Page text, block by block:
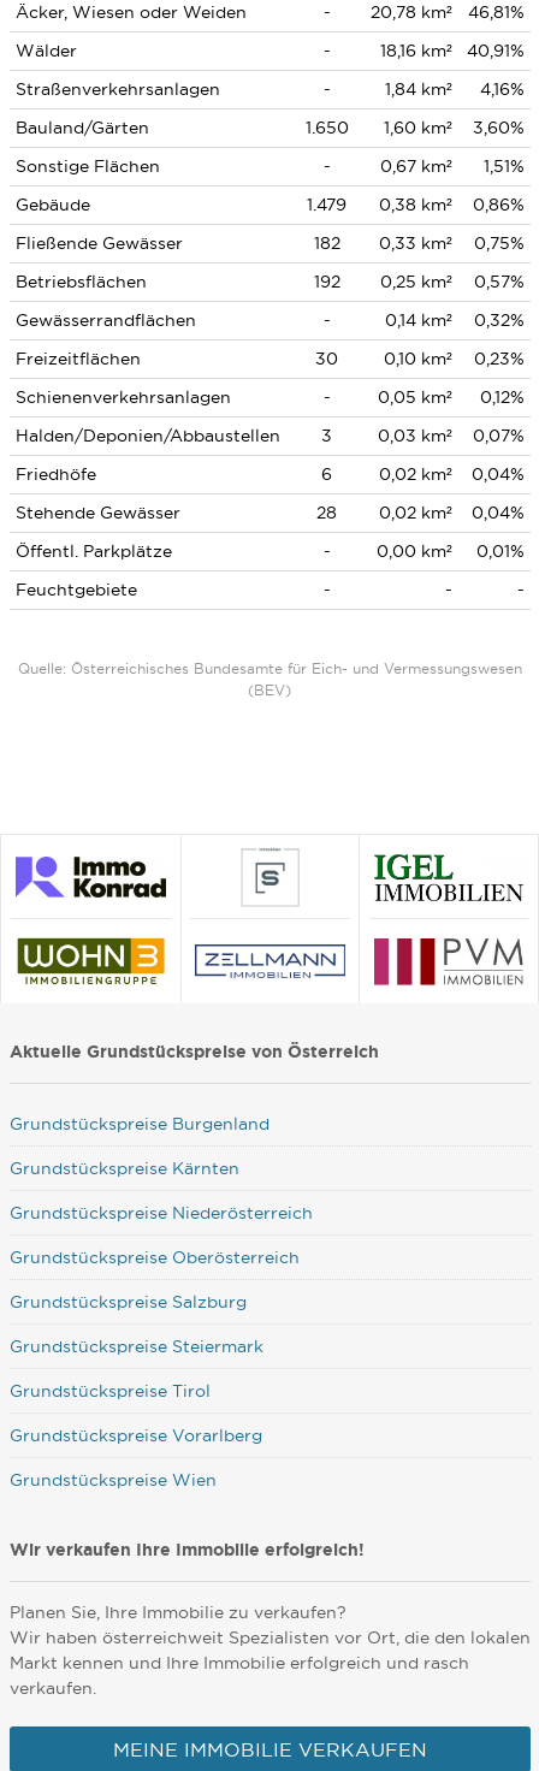
Äcker, Wiesen oder Weiden - 20,78 km²
46,81%
Wälder
- 18,16 km²
40,91%
Straßenverkehrsanlagen
- 1,84 km²
4,16%
Bauland/Gärten
1.650 1,60 km²
3,60%
Sonstige Flächen
- 0,67 km²
1,51%
Gebäude
1.479 0,38 km²
0,86%
Fließende Gewässer
182 0,33 km²
0,75%
Betriebsflächen
192 0,25 km²
0,57%
Gewässerrandflächen
- 0,14 km²
0,32%
Freizeitflächen
30 0,10 km²
0,23%
Schienenverkehrsanlagen
- 0,05 km²
0,12%
Halden/Deponien/Abbaustellen
3 0,03 km²
0,07%
Friedhöfe
6 0,02 km²
0,04%
Stehende Gewässer
28 0,02 km²
0,04%
Öffentl. Parkplätze
- 0,00 km²
0,01%
Feuchtgebiete
- - -
Quelle: Österreichisches Bundesamte für Eich- und Vermessungswesen
(BEV)
Aktuelle Grundstückspreise von Österreich
Grundstückspreise Burgenland
Grundstückspreise Kärnten
Grundstückspreise Niederösterreich
Grundstückspreise Oberösterreich
Grundstückspreise Salzburg
Grundstückspreise Steiermark
Grundstückspreise Tirol
Grundstückspreise Vorarlberg
Grundstückspreise Wien
Wir verkaufen Ihre Immobilie erfolgreich!
Planen Sie, Ihre Immobilie zu verkaufen?
Wir haben österreichweit Spezialisten vor Ort, die den lokalen
Markt kennen und Ihre Immobilie erfolgreich und rasch
verkaufen.
MEINE IMMOBILIE VERKAUFEN